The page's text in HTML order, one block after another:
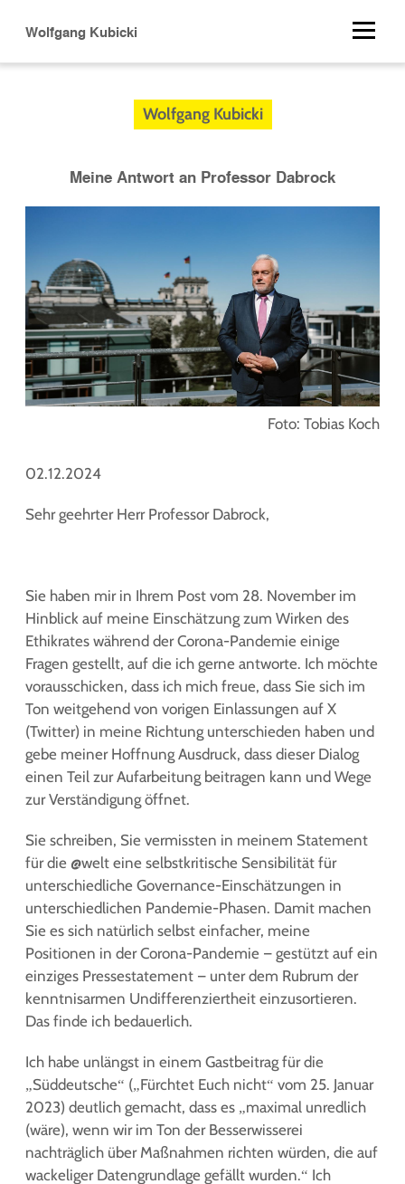
zumWolfgang Kubicki
Wolfgang Kubicki
Meine Antwort an Professor Dabrock
Foto: Tobias Koch
02.12.2024
Sehr geehrter Herr Professor Dabrock,
Sie haben mir in Ihrem Post vom 28. November im
Hinblick auf meine Einschätzung zum Wirken des
Ethikrates während der Corona-Pandemie einige
Fragen gestellt, auf die ich gerne antworte. Ich möchte
vorausschicken, dass ich mich freue, dass Sie sich im
Ton weitgehend von vorigen Einlassungen auf X
(Twitter) in meine Richtung unterschieden haben und
gebe meiner Hoffnung Ausdruck, dass dieser Dialog
einen Teil zur Aufarbeitung beitragen kann und Wege
zur Verständigung öffnet.
Sie schreiben, Sie vermissten in meinem Statement
für die @welt eine selbstkritische Sensibilität für
unterschiedliche Governance-Einschätzungen in
unterschiedlichen Pandemie-Phasen. Damit machen
Sie es sich natürlich selbst einfacher, meine
Positionen in der Corona-Pandemie – gestützt auf ein
einziges Pressestatement – unter dem Rubrum der
kenntnisarmen Undifferenziertheit einzusortieren.
Das finde ich bedauerlich.
Ich habe unlängst in einem Gastbeitrag für die
„Süddeutsche“ („Fürchtet Euch nicht“ vom 25. Januar
2023) deutlich gemacht, dass es „maximal unredlich
(wäre), wenn wir im Ton der Besserwisserei
nachträglich über Maßnahmen richten würden, die auf
wackeliger Datengrundlage gefällt wurden.“ Ich